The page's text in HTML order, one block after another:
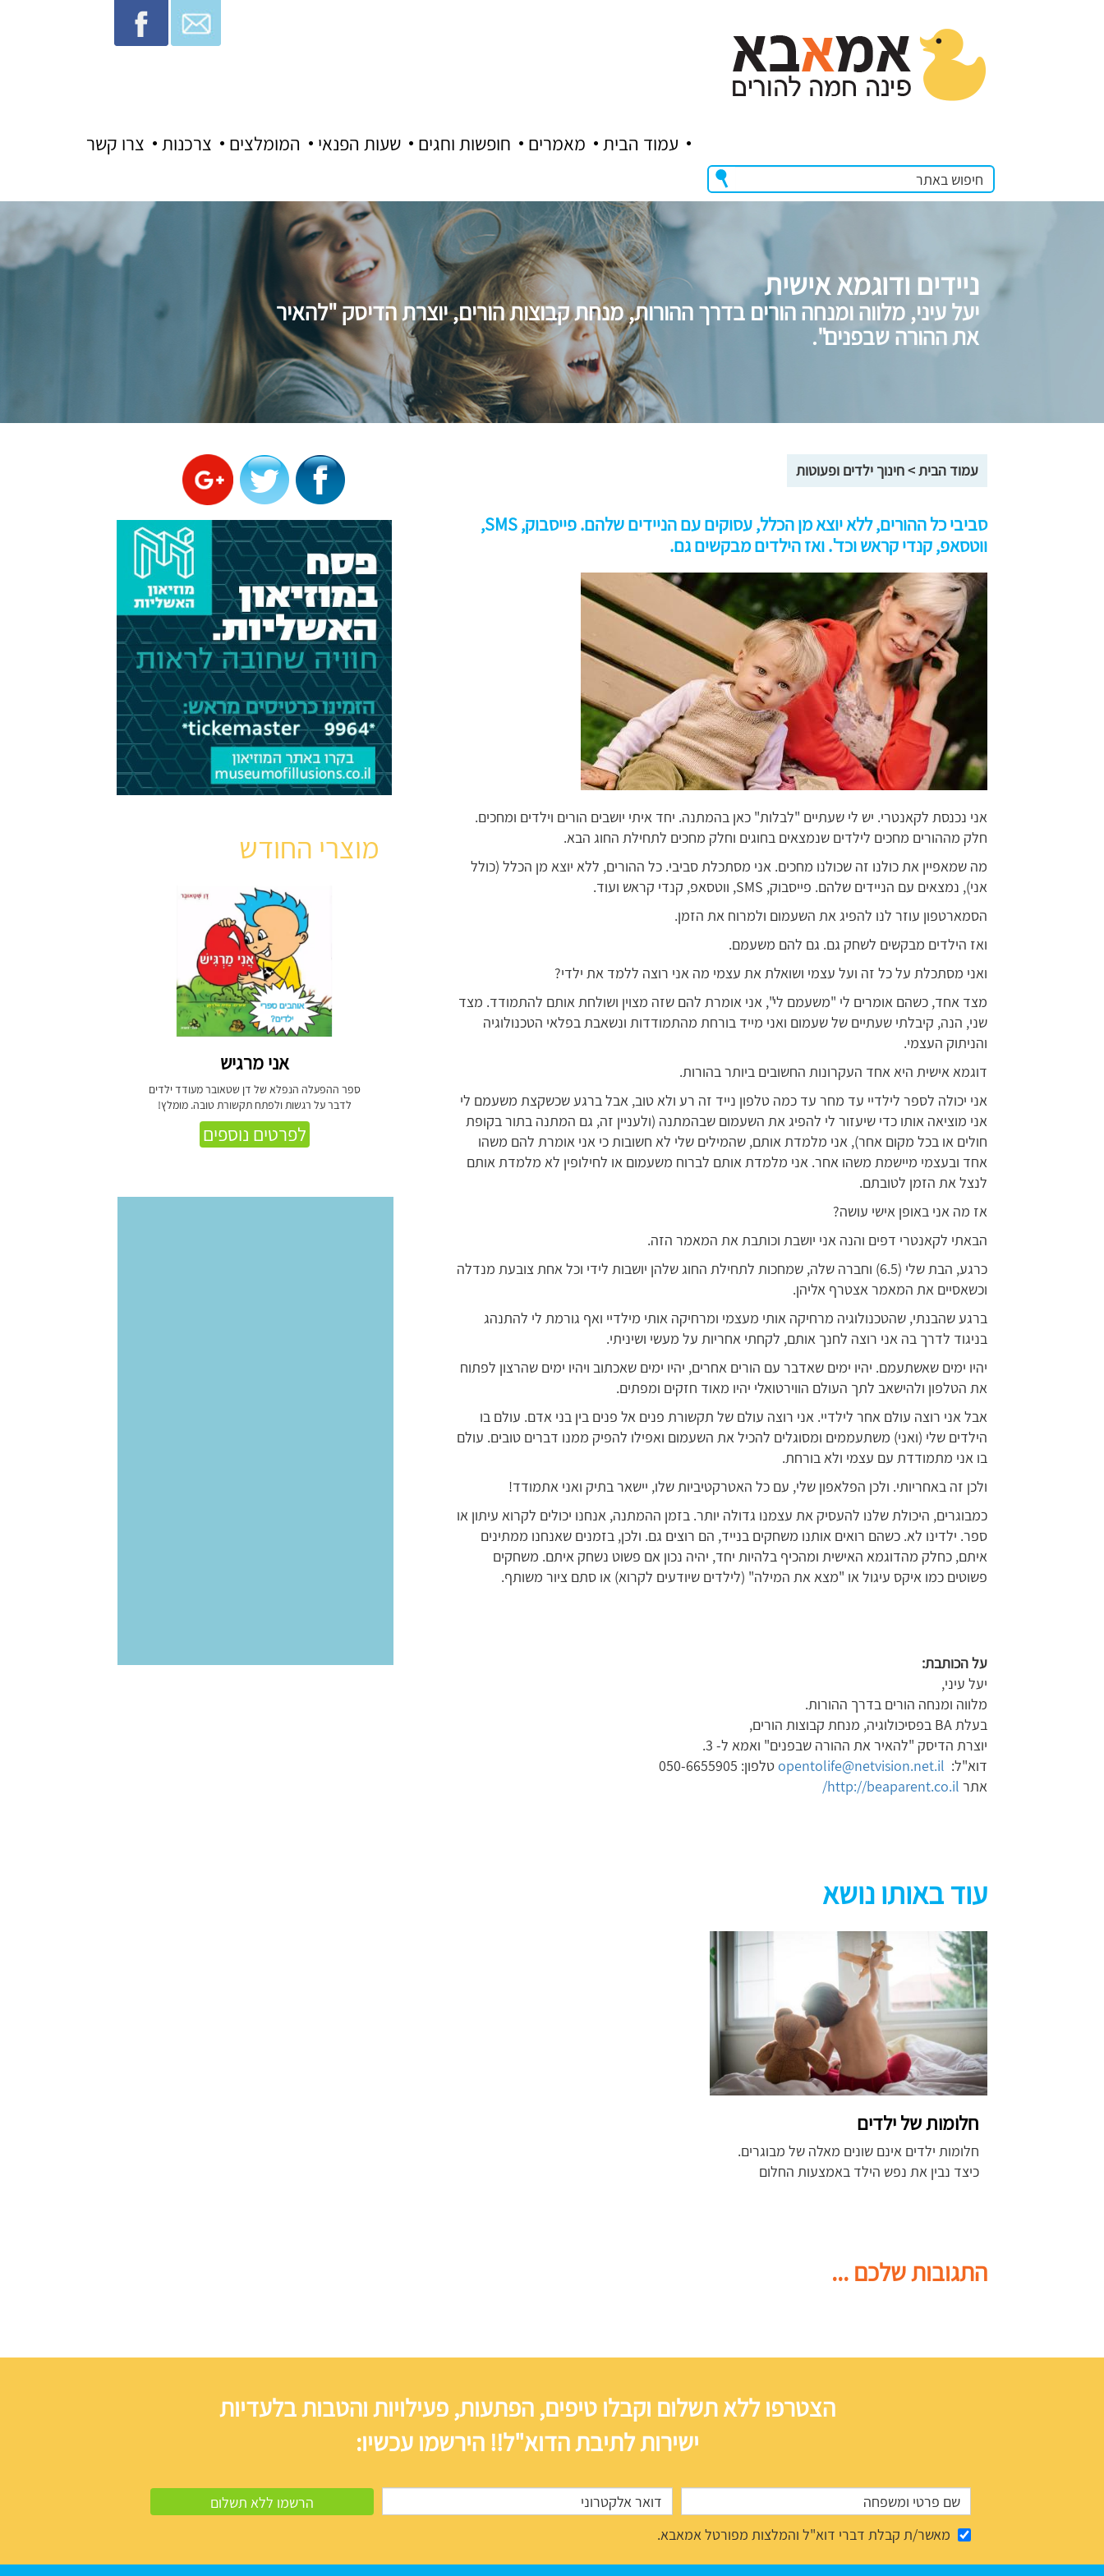
צרו קשר צרכנות המומלצים שעות הפנאי חופשות וחגים מאמרים עמוד הבית
ניידים ודוגמא אישית
יעל עיני, מלווה ומנחה הורים בדרך ההורות, מנחת קבוצות הורים, יוצרת הדיסק "להאיר
את ההורה שבפנים".
עמוד הבית>חינוך ילדים ופעוטות
סביבי כל ההורים, ללא יוצא מן הכלל, עסוקים עם הניידים שלהם. פייסבוק, SMS,
ווטסאפ, קנדי קראש וכד'. ואז הילדים מבקשים גם.
אני נכנסת לקאנטרי. יש לי שעתיים "לבלות" כאן בהמתנה. יחד איתי יושבים הורים וילדים ומחכים.
חלק מההורים מחכים לילדים שנמצאים בחוגים וחלק מחכים לתחילת החוג הבא.
מה שמאפיין את כולנו זה שכולנו מחכים. אני מסתכלת סביבי. כל ההורים, ללא יוצא מן הכלל (כולל
אני), נמצאים עם הניידים שלהם. פייסבוק, SMS, ווטסאפ, קנדי קראש ועוד.
הסמארטפון עוזר לנו להפיג את השעמום ולמרוח את הזמן.
ואז הילדים מבקשים לשחק גם. גם להם משעמם.
ואני מסתכלת על כל זה ועל עצמי ושואלת את עצמי מה אני רוצה ללמד את ילדי?
מצד אחד, כשהם אומרים לי "משעמם לי", אני אומרת להם שזה מצוין ושולחת אותם להתמודד. מצד
שני, הנה, קיבלתי שעתיים של שעמום ואני מייד בורחת מהתמודדות ונשאבת בפלאי הטכנולוגיה
והניתוק העצמי.
דוגמא אישית היא אחד העקרונות החשובים ביותר בהורות.
אני יכולה לספר לילדיי עד מחר עד כמה טלפון נייד זה רע ולא טוב, אבל ברגע שכשקצת משעמם לי
אני מוציאה אותו כדי שיעזור לי להפיג את השעמום שבהמתנה (ולעניין זה, גם המתנה בתור בקופת
חולים או בכל מקום אחר), אני מלמדת אותם, שהמילים שלי לא חשובות כי אני אומרת להם משהו
אחד ובעצמי מיישמת משהו אחר. אני מלמדת אותם לברוח משעמום או לחילופין לא מלמדת אותם
לנצל את הזמן לטובתם.
אז מה אני באופן אישי עושה?
הבאתי לקאנטרי דפים והנה אני יושבת וכותבת את המאמר הזה.
כרגע, הבת שלי (6.5) וחברה שלה, שמחכות לתחילת החוג שלהן יושבות לידי וכל אחת צובעת מנדלה
וכשאסיים את המאמר אצטרף אליהן.
ברגע שהבנתי, שהטכנולוגיה מרחיקה אותי מעצמי ומרחיקה אותי מילדיי ואף גורמת לי להתנהג
בניגוד לדרך בה אני רוצה לחנך אותם, לקחתי אחריות על מעשי ושיניתי.
יהיו ימים שאשתעמם. יהיו ימים שאדבר עם הורים אחרים, יהיו ימים שאכתוב ויהיו ימים שהרצון לפתוח
את הטלפון ולהישאב לתך העולם הווירטואלי יהיו מאוד חזקים ומפתים.
אבל אני רוצה עולם אחר לילדיי. אני רוצה עולם של תקשורת פנים אל פנים בין בני אדם. עולם בו
הילדים שלי (ואני) משתעממים ומסוגלים להכיל את השעמום ואפילו להפיק ממנו דברים טובים. עולם
בו אני מתמודדת עם עצמי ולא בורחת.
ולכן זה באחריותי. ולכן הפלאפון שלי, עם כל האטרקטיביות שלו, יישאר בתיק ואני אתמודד!
כמבוגרים, היכולת שלנו להעסיק את עצמנו גדולה יותר. בזמן ההמתנה, אנחנו יכולים לקרוא עיתון או
ספר. ילדינו לא. כשהם רואים אותנו משחקים בנייד, הם רוצים גם. ולכן, בזמנים שאנחנו ממתינים
איתם, כחלק מהדוגמא האישית ומהכיף בלהיות יחד, יהיה נכון אם פשוט נשחק איתם. משחקים
פשוטים כמו איקס עיגול או "מצא את המילה" (לילדים שיודעים לקרוא) או סתם ציור משותף.
על הכותבת:
יעל עיני,
מלווה ומנחה הורים בדרך ההורות.
בעלת BA בפסיכולוגיה, מנחת קבוצות הורים,
יוצרת הדיסק "להאיר את ההורה שבפנים" ואמא ל- 3.
דוא"ל: opentolife@netvision.net.ilטלפון: 050-6655905
אתר http://beaparent.co.il
/
עוד באותו נושא
חלומות של ילדים
חלומות ילדים אינם שונים מאלה של מבוגרים.
כיצד נבין את נפש הילד באמצעות החלום
התגובות שלכם ...
מוצרי החודש
אני מרגיש
ספר ההפעלה הנפלא של דן שטאובר מעודד ילדים
לדבר על רגשות ולפתח תקשורת טובה. מומלץ!
לפרטים נוספים
הצטרפו ללא תשלום וקבלו טיפים, הפתעות, פעילויות והטבות בלעדיות
ישירות לתיבת הדוא"ל!! הירשמו עכשיו:
מאשר/ת קבלת דברי דוא"ל והמלצות מפורטל אמאבא.